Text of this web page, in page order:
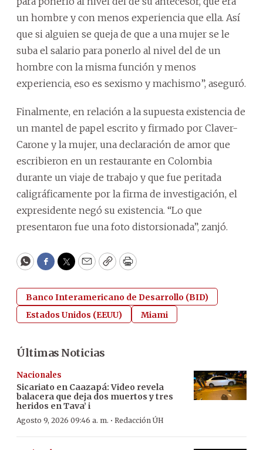
un hombre y con menos experiencia que ella. Así
que si alguien se queja de que a una mujer se le
suba el salario para ponerlo al nivel del de un
hombre con la misma función y menos
experiencia, eso es sexismo y machismo”, aseguró.
Finalmente, en relación a la supuesta existencia de
un mantel de papel escrito y firmado por Claver-
Carone y la mujer, una declaración de amor que
escribieron en un restaurante en Colombia
durante un viaje de trabajo y que fue peritada
caligráficamente por la firma de investigación, el
expresidente negó su existencia. “Lo que
presentaron fue una foto distorsionada”, zanjó.
WhatsApp
Facebook
Twitter
EmailCopyPrint
Banco Interamericano de Desarrollo (BID)
Estados Unidos (EEUU)
Miami
Últimas Noticias
Nacionales
Sicariato en Caazapá: Video revela
balacera que deja dos muertos y tres
heridos en Tava’ i
Agosto 9, 2026 09:46 a. m. · Redacción ÚH